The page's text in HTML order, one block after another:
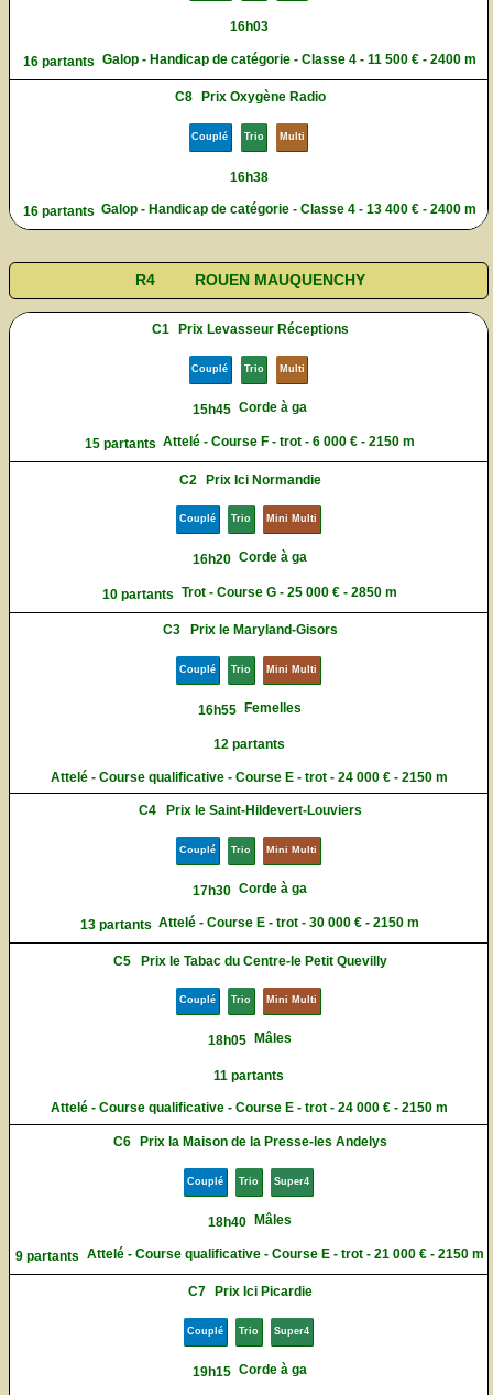
16h03
16 partants Galop - Handicap de catégorie - Classe 4 - 11 500 € - 2400 m
C8 Prix Oxygène Radio
Couplé Trio Multi
16h38
16 partants Galop - Handicap de catégorie - Classe 4 - 13 400 € - 2400 m
R4 ROUEN MAUQUENCHY
C1 Prix Levasseur Réceptions
Couplé Trio Multi
15h45 Corde à ga
15 partants Attelé - Course F - trot - 6 000 € - 2150 m
C2 Prix Ici Normandie
Couplé Trio Mini Multi
16h20 Corde à ga
10 partants Trot - Course G - 25 000 € - 2850 m
C3 Prix le Maryland-Gisors
Couplé Trio Mini Multi
16h55 Femelles
12 partants
Attelé - Course qualificative - Course E - trot - 24 000 € - 2150 m
C4 Prix le Saint-Hildevert-Louviers
Couplé Trio Mini Multi
17h30 Corde à ga
13 partants Attelé - Course E - trot - 30 000 € - 2150 m
C5 Prix le Tabac du Centre-le Petit Quevilly
Couplé Trio Mini Multi
18h05 Mâles
11 partants
Attelé - Course qualificative - Course E - trot - 24 000 € - 2150 m
C6 Prix la Maison de la Presse-les Andelys
Couplé Trio Super4
18h40 Mâles
9 partants Attelé - Course qualificative - Course E - trot - 21 000 € - 2150 m
C7 Prix Ici Picardie
Couplé Trio Super4
19h15 Corde à ga